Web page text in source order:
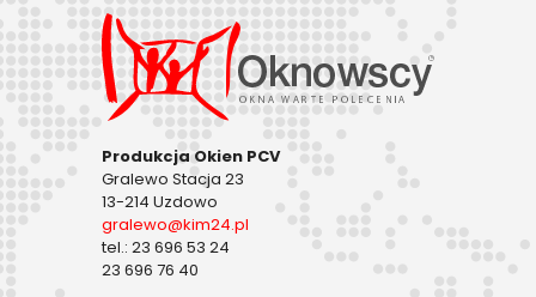
Produkcja Okien PCV
Gralewo Stacja 23
13-214 Uzdowo
gralewo@kim24.pl
tel.: 23 696 53 24
23 696 76 40